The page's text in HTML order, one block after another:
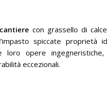
con grassello di
spiccate proprietà
loro opere
eccezionali.